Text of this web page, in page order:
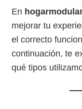
En
mejorar tu
el correcto
continuación, te
qué tipos